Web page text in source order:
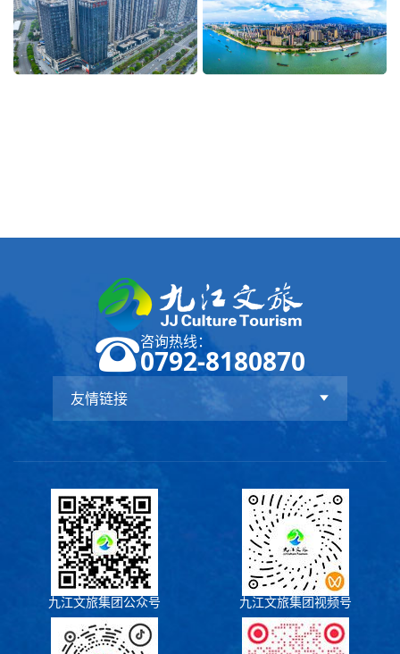
咨询热线：
0792-8180870
友情链接
九江文旅集团公众号 九江文旅集团视频号